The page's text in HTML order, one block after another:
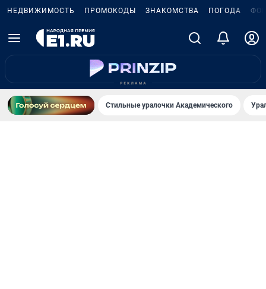
НЕДВИЖИМОСТЬ ПРОМОКОДЫ ЗНАКОМСТВА ПОГОДА
Стильные уралочки Академического